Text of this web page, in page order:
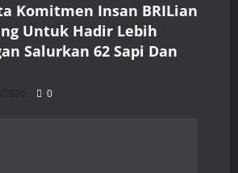
Komitmen Insan BRILian
Untuk Hadir Lebih
Salurkan 62 Sapi Dan
0